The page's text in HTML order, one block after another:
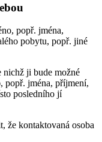
popř. jména,
pobytu, popř. jiné
nichž ji bude možné
popř. jména, příjmení,
posledního jí
že kontaktovaná osoba